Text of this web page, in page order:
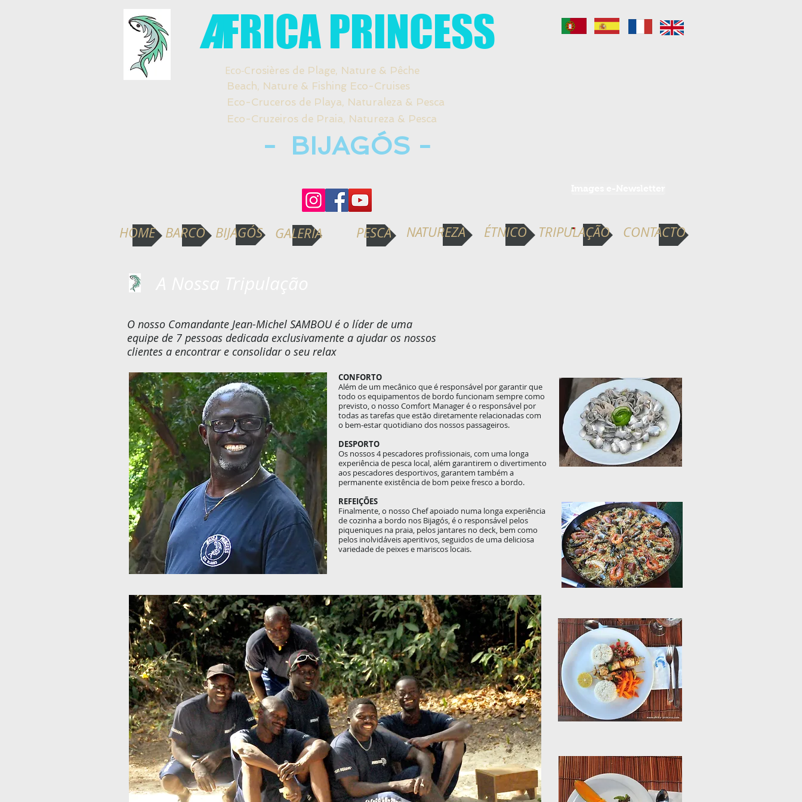
AFRICA PRINCESS
Eco-Crosières de Plage, Nature & Pêche
Beach, Nature & Fishing Eco-Cruises
Eco-Cruceros de Playa, Naturaleza & Pesca
Eco-Cruzeiros de Praia, Natureza & Pesca
- BIJAGÓS -
BARCO
HOME BIJAGÓS GALERIA PESCA NATUREZA ÉTNICO TRIPULAÇÃO CONTACTO
O nosso Comandante Jean-Michel SAMBOUé o líder de uma
equipe de 7 pessoas dedicada exclusivamente a ajudar os nossos
clientes a encontrar e consolidar o seu relax
CONFORTO
Além de um mecânico que é responsável por garantir que
todo os equipamentos de bordo funcionam sempre como
previsto, o nosso Comfort Manager é o responsável por
todas as tarefas que estão diretamente relacionadas com
o bem-estar quotidiano dos nossos passageiros.
DESPORTO
Os nossos 4 pescadores profissionais, com uma longa
experiência de pesca local, além garantirem o divertimento
aos pescadores desportivos, garantem também a
permanente existência de bom peixe fresco a bordo.
REFEIÇÕES
Finalmente, o nosso Chef apoiado numa longa experiência
de cozinha a bordo nos Bijagós, é o responsável pelos
piqueniques na praia, pelos jantares no deck, bem como
pelos inolvidáveis aperitivos, seguidos de uma deliciosa
variedade de peixes e mariscos locais.